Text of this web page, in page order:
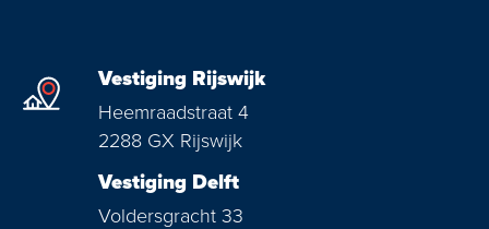
Vestiging Rijswijk
Heemraadstraat 4
2288 GX Rijswijk
Vestiging Delft
Voldersgracht 33